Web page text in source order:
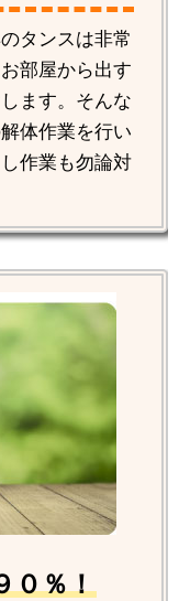
タンスは非常
部屋から出す
ます。そんな
体作業を行い
作業も勿論対
０％！